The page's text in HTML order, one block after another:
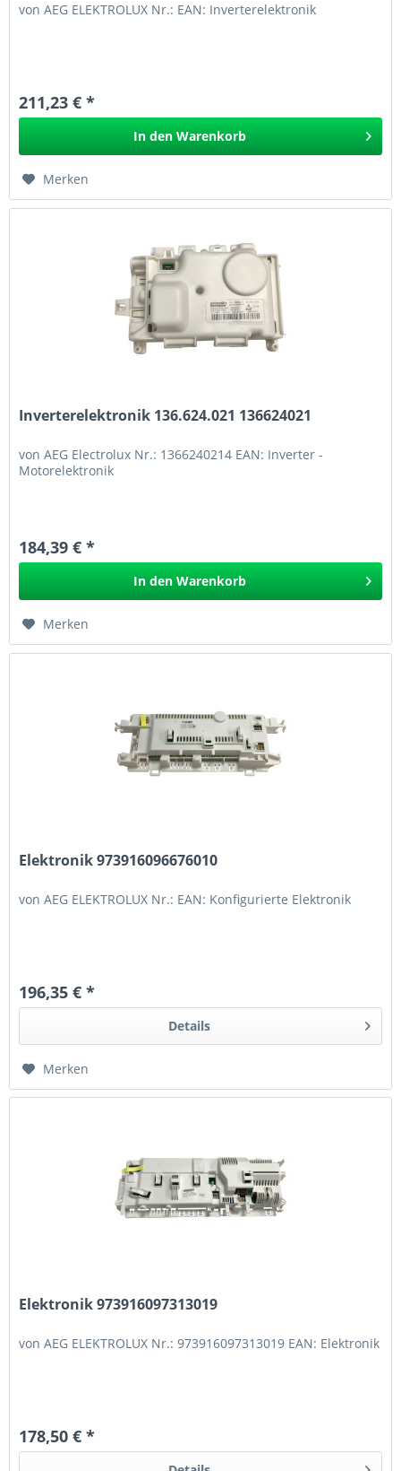
von AEG ELEKTROLUX Nr.: EAN: Inverterelektronik
211,23 € *
In den Warenkorb
Merken
Inverterelektronik 136.624.021 136624021
von AEG Electrolux Nr.: 1366240214 EAN: Inverter -
Motorelektronik
184,39 € *
In den Warenkorb
Merken
Elektronik 973916096676010
von AEG ELEKTROLUX Nr.: EAN: Konfigurierte Elektronik
196,35 € *
Details
Merken
Elektronik 973916097313019
von AEG ELEKTROLUX Nr.: 973916097313019 EAN: Elektronik
178,50 € *